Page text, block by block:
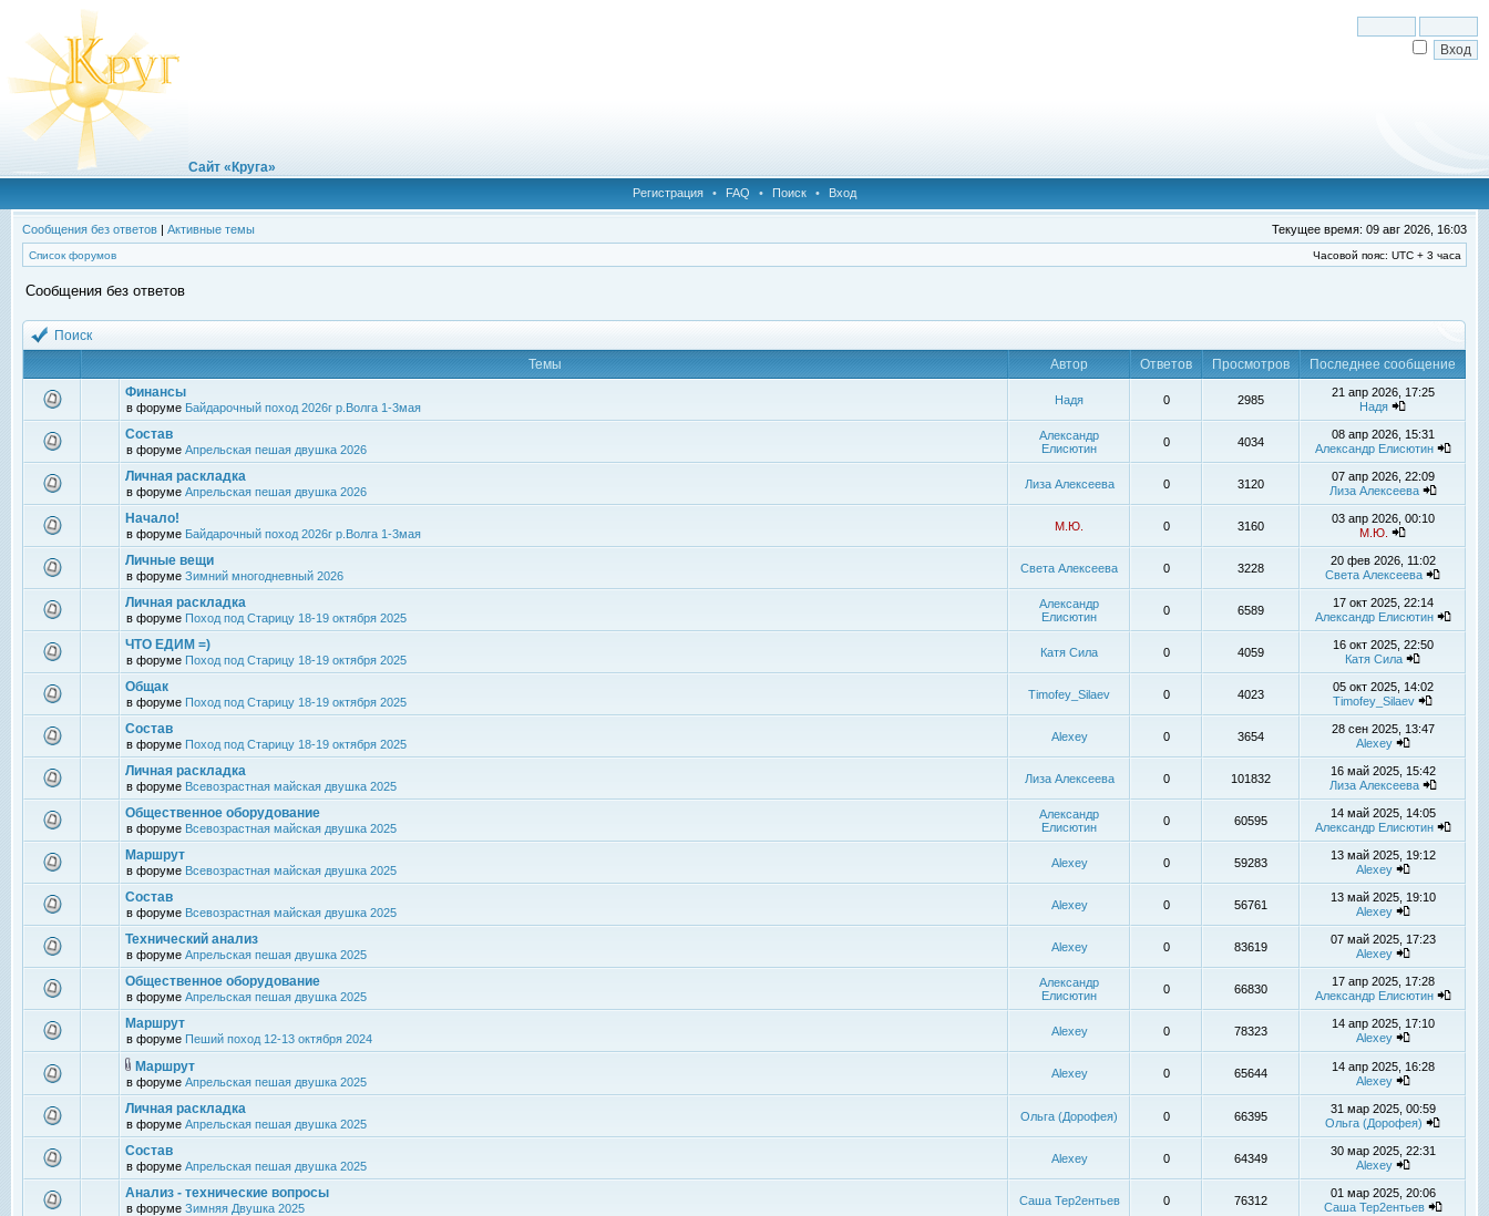
Сайт «Круга»
Регистрация • FAQ • Поиск • Вход
Сообщения без ответов | Активные темы Текущее время: 09 авг 2026, 16:03
Список форумов Часовой пояс: UTC + 3 часа
Сообщения без ответов
Поиск
Темы
Автор Ответов Просмотров
Последнее сообщение
Финансы
в форуме Байдарочный поход 2026г р.Волга 1-3мая
Надя 0 2985
21 апр 2026, 17:25
Надя
Состав
в форуме Апрельская пешая двушка 2026
Александр
Елисютин
0 4034
08 апр 2026, 15:31
Александр Елисютин
Личная раскладка
в форуме Апрельская пешая двушка 2026
Лиза Алексеева 0 3120
07 апр 2026, 22:09
Лиза Алексеева
Начало!
в форуме Байдарочный поход 2026г р.Волга 1-3мая
М.Ю. 0 3160
03 апр 2026, 00:10
М.Ю.
Личные вещи
в форуме Зимний многодневный 2026
Света Алексеева 0 3228
20 фев 2026, 11:02
Света Алексеева
Личная раскладка
в форуме Поход под Старицу 18-19 октября 2025
Александр
Елисютин
0 6589
17 окт 2025, 22:14
Александр Елисютин
ЧТО ЕДИМ =)
в форуме Поход под Старицу 18-19 октября 2025
Катя Сила 0 4059
16 окт 2025, 22:50
Катя Сила
Общак
в форуме Поход под Старицу 18-19 октября 2025
Timofey_Silaev 0 4023
05 окт 2025, 14:02
Timofey_Silaev
Состав
в форуме Поход под Старицу 18-19 октября 2025
Alexey 0 3654
28 сен 2025, 13:47
Alexey
Личная раскладка
в форуме Всевозрастная майская двушка 2025
Лиза Алексеева 0 101832
16 май 2025, 15:42
Лиза Алексеева
Общественное оборудование
в форуме Всевозрастная майская двушка 2025
Александр
Елисютин
0 60595
14 май 2025, 14:05
Александр Елисютин
Маршрут
в форуме Всевозрастная майская двушка 2025
Alexey 0 59283
13 май 2025, 19:12
Alexey
Состав
в форуме Всевозрастная майская двушка 2025
Alexey 0 56761
13 май 2025, 19:10
Alexey
Технический анализ
в форуме Апрельская пешая двушка 2025
Alexey 0 83619
07 май 2025, 17:23
Alexey
Общественное оборудование
в форуме Апрельская пешая двушка 2025
Александр
Елисютин
0 66830
17 апр 2025, 17:28
Александр Елисютин
Маршрут
в форуме Пеший поход 12-13 октября 2024
Alexey 0 78323
14 апр 2025, 17:10
Alexey
Маршрут
в форуме Апрельская пешая двушка 2025
Alexey 0 65644
14 апр 2025, 16:28
Alexey
Личная раскладка
в форуме Апрельская пешая двушка 2025
Ольга (Дорофея) 0 66395
31 мар 2025, 00:59
Ольга (Дорофея)
Состав
в форуме Апрельская пешая двушка 2025
Alexey 0 64349
30 мар 2025, 22:31
Alexey
Анализ - технические вопросы
в форуме Зимняя Двушка 2025
Саша Тер2ентьев 0 76312
01 мар 2025, 20:06
Саша Тер2ентьев